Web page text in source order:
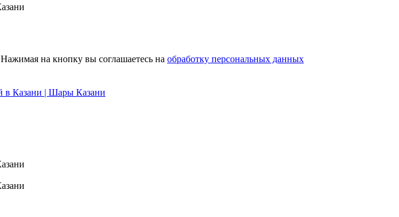
Нажимая на кнопку вы соглашаетесь на обработку персональных данных